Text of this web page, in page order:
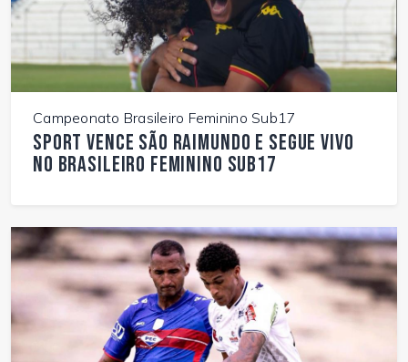
Campeonato Brasileiro Feminino Sub17
Sport vence São Raimundo e segue vivo
no Brasileiro Feminino Sub17